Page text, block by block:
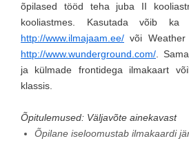
õpilased tööd teha juba II
kooliastmes. Kasutada võib ka
http://www.ilmajaam.ee/ või Weather
http://www.wunderground.com/ .
ja külmade frontidega ilmakaart
klassis.
Õpitulemused: Väljavõte ainekavast
Õpilane iseloomustab ilmakaardi